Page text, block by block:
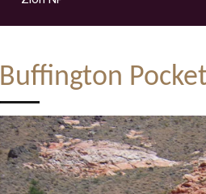
Buffington